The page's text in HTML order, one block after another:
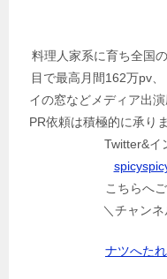
料理人家系に育ち全国
目で最高月間162万pv
イの窓などメディア出
PR依頼は積極的に承り
Twitter&イ
こちらへ
＼チャン
ナツへた